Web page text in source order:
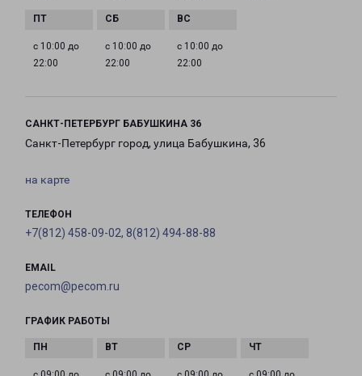
с 10:00 до
22:00
с 10:00 до
22:00
с 10:00 до
22:00
САНКТ-ПЕТЕРБУРГ БАБУШКИНА 36
Санкт-Петербург город, улица Бабушкина, 36
на карте
ТЕЛЕФОН
+7(812) 458-09-02, 8(812) 494-88-88
EMAIL
pecom@pecom.ru
ГРАФИК РАБОТЫ